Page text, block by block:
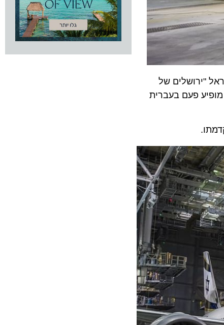
בישראל "ירושלים של
פעם בעברית